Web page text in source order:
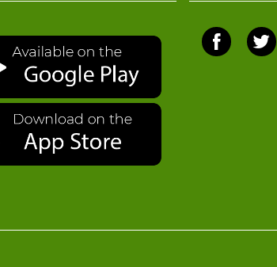
Facebook